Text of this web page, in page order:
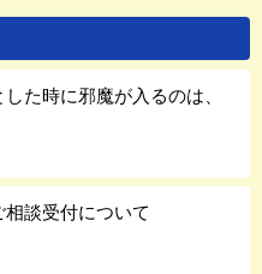
た時に邪魔が入るのは、
相談受付について